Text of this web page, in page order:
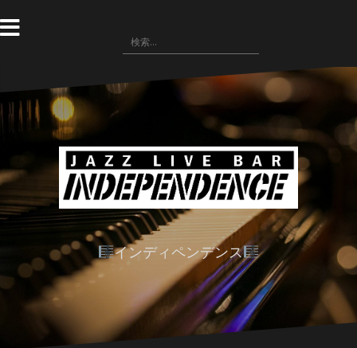
ン
テ
へ
ス
検
索:
インディペンデンス